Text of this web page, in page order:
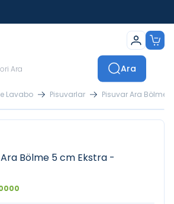
Ara
Lavabo Pisuvarlar Pisuvar Ara Bölmesi
Ara Bölme 5 cm Ekstra -